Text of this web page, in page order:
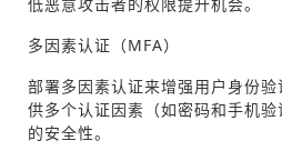
多因素认证（MFA）
部署多因素认证来增强用户身份
供多个认证因素（如密码和手机
的安全性。